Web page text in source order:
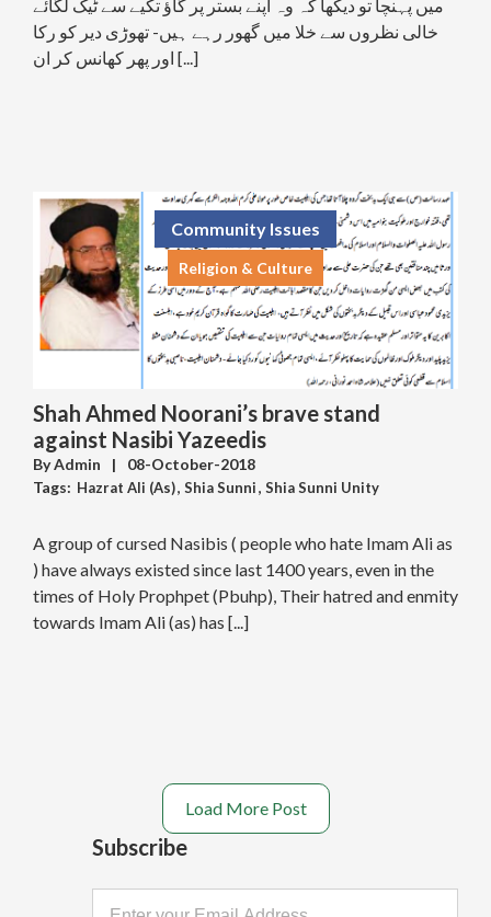
میں پہنچا تو دیکھا کہ وہ اپنے بستر پر گاؤ تکیے سے ٹیک لگائے
خالی نظروں سے خلا میں گھور رہے ہیں- تھوڑی دیر کو رکا
اور پھر کھانس کر ان [...]
Community Issues
Religion & Culture
Shah Ahmed Noorani’s brave stand
against Nasibi Yazeedis
ByAdmin |
08-October-2018
Tags: Hazrat Ali (As), Shia Sunni, Shia Sunni Unity
A group of cursed Nasibis ( people who hate Imam Ali as
) have always existed since last 1400 years, even in the
times of Holy Prophpet (Pbuhp), Their hatred and enmity
towards Imam Ali (as) has [...]
Load More Post
Subscribe